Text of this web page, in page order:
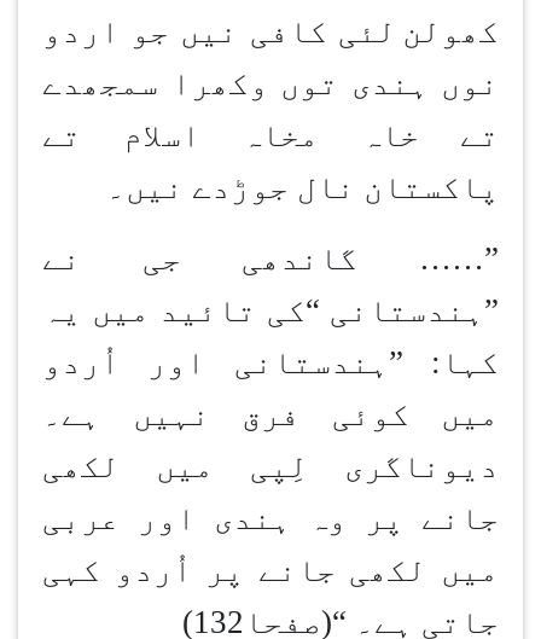
کھولن لئی کافی نیں جو اردو
نوں ہندی توں وکھرا سمجھدے
تے خاہ مخاہ اسلام تے
پاکستان نال جوڑدے نیں۔
”…… گاندھی جی نے
” ہندستانی “کی تائید میں یہ
کہا: ” ہندستانی اور اُردو
میں کوئی فرق نہیں ہے۔
دیوناگری لِپی میں لکھی
جانے پر وہ ہندی اور عربی
میں لکھی جانے پر اُردو کہی
جاتی ہے۔ “(صفحا132)